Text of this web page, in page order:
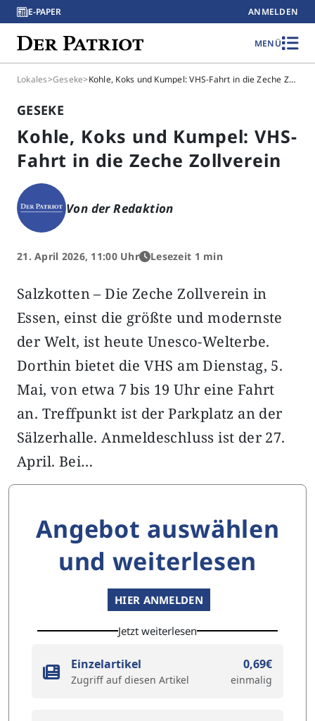
E-PAPER ANMELDEN
MENÜ
Lokales>Geseke> Kohle, Koks und Kumpel: VHS-Fahrt in die Zeche Zollverein
GESEKE
Kohle, Koks und Kumpel: VHS-
Fahrt in die Zeche Zollverein
Von der Redaktion
21. April 2026, 11:00 Uhr Lesezeit 1 min
Salzkotten – Die Zeche Zollverein in
Essen, einst die größte und modernste
der Welt, ist heute Unesco-Welterbe.
Dorthin bietet die VHS am Dienstag, 5.
Mai, von etwa 7 bis 19 Uhr eine Fahrt
an. Treffpunkt ist der Parkplatz an der
Sälzerhalle. Anmeldeschluss ist der 27.
April. Bei…
Angebot auswählen
und weiterlesen
HIER ANMELDEN
Jetzt weiterlesen
Einzelartikel
Zugriff auf diesen Artikel
0,69€
einmalig